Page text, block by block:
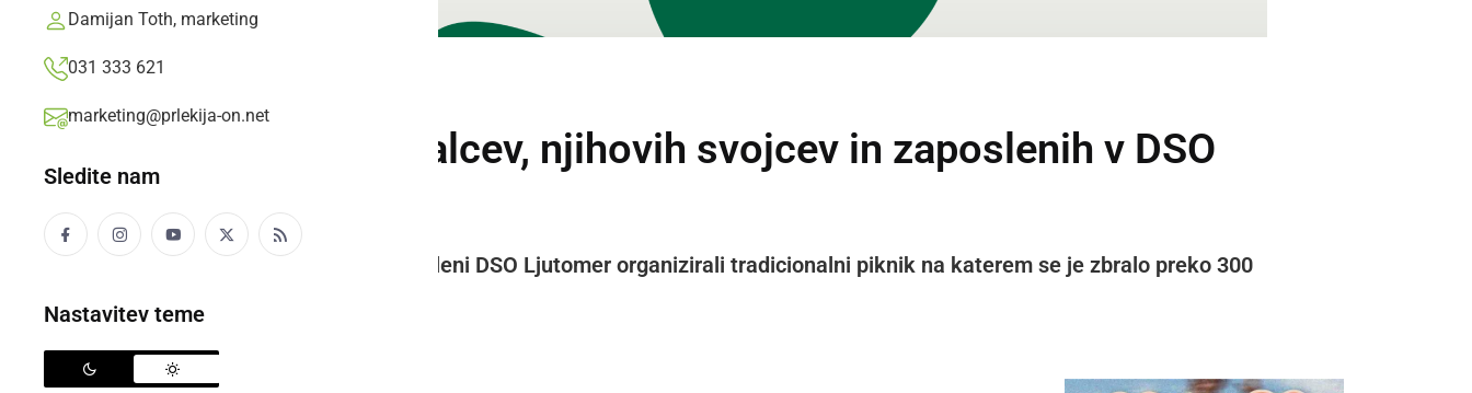
Damijan Toth, marketing
031 333 621
marketing@prlekija-on.net
Sledite nam
Nastavitev teme
Srečanje stanovalcev, njihovih svojcev in zaposlenih v DSO
Ljutomer
Po dveh letih premora so zaposleni DSO Ljutomer organizirali tradicionalni piknik na katerem se je zbralo preko 300